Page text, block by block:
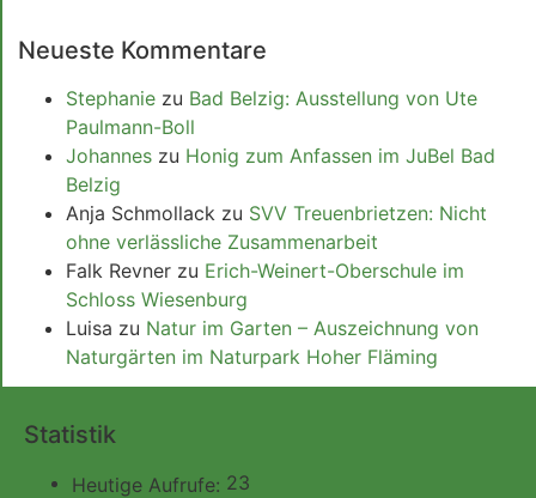
Neueste Kommentare
Stephanie zu Bad Belzig: Ausstellung von Ute
Paulmann-Boll
Johannes zu Honig zum Anfassen im JuBel Bad
Belzig
Anja Schmollack zu SVV Treuenbrietzen: Nicht
ohne verlässliche Zusammenarbeit
Falk Revner zu Erich-Weinert-Oberschule im
Schloss Wiesenburg
Luisa zu Natur im Garten – Auszeichnung von
Naturgärten im Naturpark Hoher Fläming
Statistik
Heutige Aufrufe: 23